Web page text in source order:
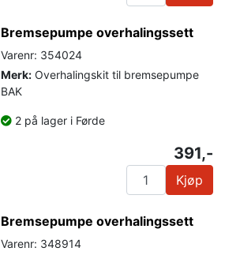
Bremsepumpe overhalingssett
Varenr: 354024
Merk: Overhalingskit til bremsepumpe
BAK
2 på lager i Førde
391,-
Kjøp
Bremsepumpe overhalingssett
Varenr: 348914